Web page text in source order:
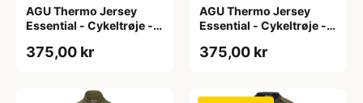
AGU Thermo Jersey
Essential - Cykeltrøje -
S
375,00 kr
AGU Thermo Jersey
Essential - Cykeltrøje -
XL
375,00 kr